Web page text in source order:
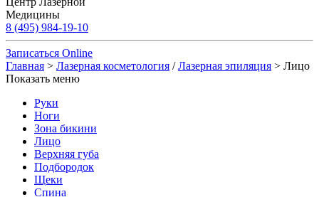
Медицины
8 (495) 984-19-10
Записаться Online
Главная > Лазерная косметология /Лазерная эпиляция > Лицо
Показать меню
Руки
Ноги
Зона бикини
Лицо
Верхняя губа
Подбородок
Щеки
Спина